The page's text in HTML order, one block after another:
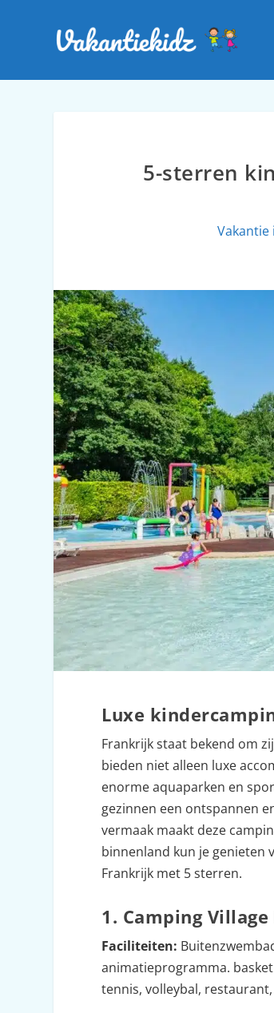
5-sterren
Vakantie
Luxe
Frankrijk staat bekend om
bieden niet alleen luxe
enorme aquaparken en
gezinnen een ontspannen
vermaak maakt deze
binnenland kun je genieten
Frankrijk met 5 sterren.
1. Camping
Faciliteiten:
animatieprogramma.
tennis, volleybal,